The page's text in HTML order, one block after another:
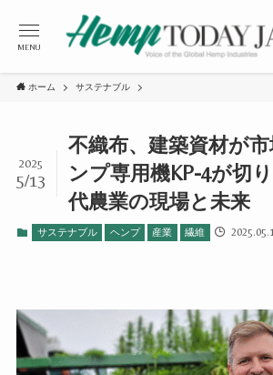
MENU
ホーム サステナブル
不織布、建築資材が
ンプ専用機KP-4が切
代農業の現場と未来
2025
5/13
サステナブル ヘンプ 産業 繊維